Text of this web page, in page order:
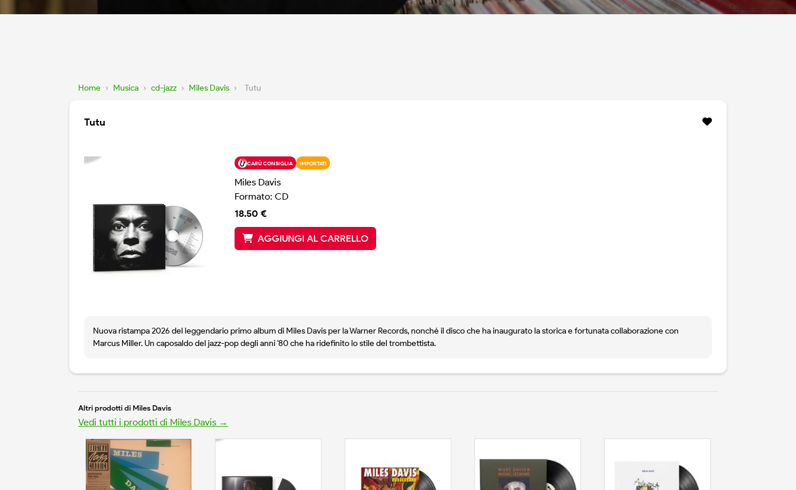
Home › Musica › cd-jazz › Miles Davis › Tutu
Tutu
CARÙ CONSIGLIA IMPORTATI
Miles Davis
Formato: CD
18.50 €
AGGIUNGI AL CARRELLO
Nuova ristampa 2026 del leggendario primo album di Miles Davis per la Warner Records, nonché il disco che ha inaugurato la storica e fortunata collaborazione con
Marcus Miller. Un caposaldo del jazz-pop degli anni '80 che ha ridefinito lo stile del trombettista.
Altri prodotti di Miles Davis
Vedi tutti i prodotti di Miles Davis →